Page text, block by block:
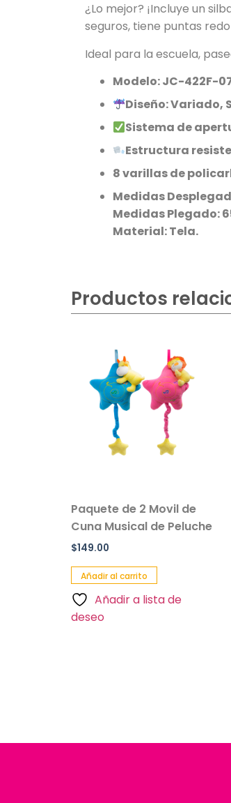
¿Lo mejor? ¡Incluye un
seguros, tiene puntas
Ideal para la escuela,
Modelo: JC-422F-
Diseño: Variado,
Sistema de
Estructura
8 varillas de
Medidas
Medidas Plegado:
Material: Tela.
Productos
Paquete de 2 Movil de
Cuna Musical de Peluche
$149.00
Añadir al carrito
Añadir a lista de
deseo